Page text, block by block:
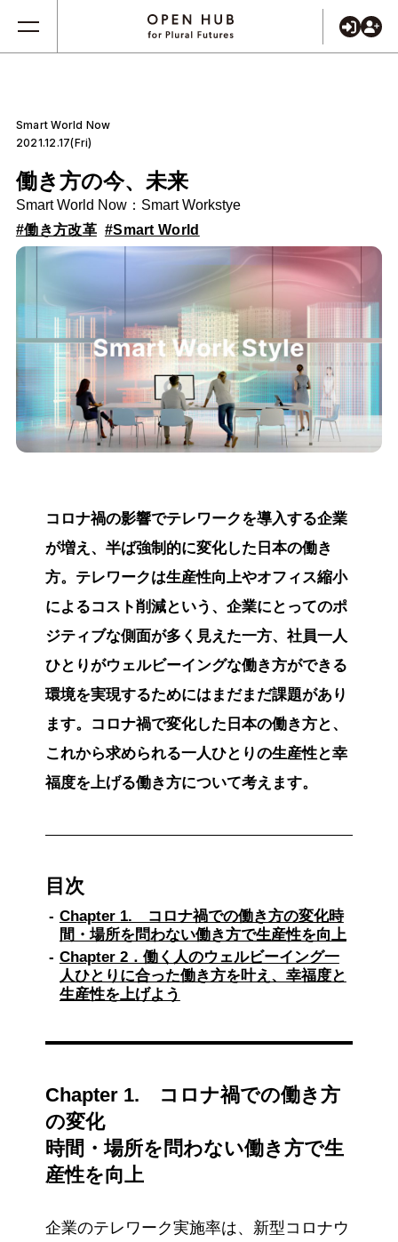
Smart World Now
2021.12.17(Fri)
働き方の今、未来
Smart World Now：Smart Workstye
#働き方改革 #Smart World
コロナ禍の影響でテレワークを導入する企業
が増え、半ば強制的に変化した日本の働き
方。テレワークは生産性向上やオフィス縮小
によるコスト削減という、企業にとってのポ
ジティブな側面が多く見えた一方、社員一人
ひとりがウェルビーイングな働き方ができる
環境を実現するためにはまだまだ課題があり
ます。コロナ禍で変化した日本の働き方と、
これから求められる一人ひとりの生産性と幸
福度を上げる働き方について考えます。
目次
Chapter 1. コロナ禍での働き方の変化時
間・場所を問わない働き方で生産性を向上
Chapter 2．働く人のウェルビーイング一
人ひとりに合った働き方を叶え、幸福度と
生産性を上げよう
Chapter 1. コロナ禍での働き方
の変化
時間・場所を問わない働き方で生
産性を向上
企業のテレワーク実施率は、新型コロナウ